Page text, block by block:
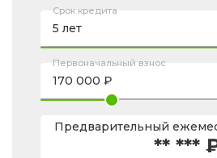
Срок кредита
Первоначальный взнос
Предварительный
** ***